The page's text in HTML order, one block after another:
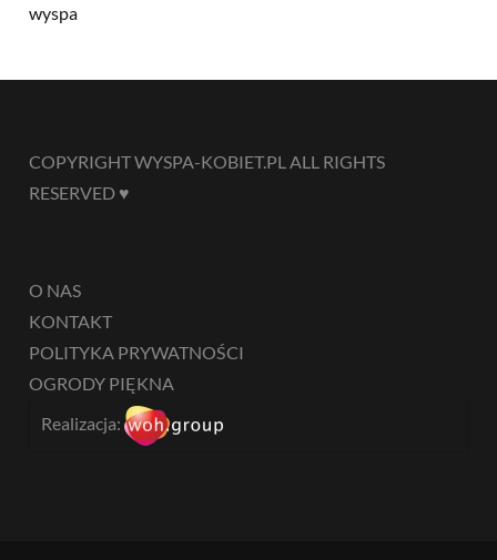
COPYRIGHT WYSPA-KOBIET.PL ALL RIGHTS
RESERVED ♥
O NAS
KONTAKT
POLITYKA PRYWATNOŚCI
OGRODY PIĘKNA
Realizacja: